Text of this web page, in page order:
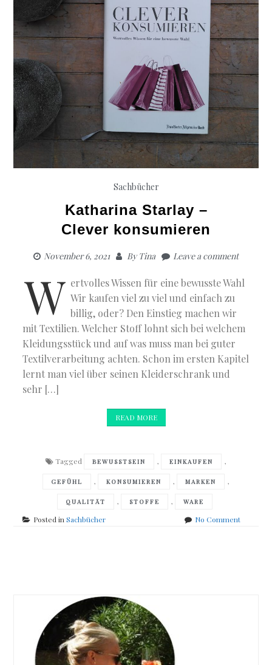
Sachbücher
Katharina Starlay –
Clever konsumieren
November 6, 2021 ByTina Leave a comment
W ertvolles Wissen für eine bewusste Wahl
Wir kaufen viel zu viel und einfach zu
billig, oder? Den Einstieg machen wir
mit Textilien. Welcher Stoff lohnt sich bei welchem
Kleidungsstück und auf was muss man bei guter
Textilverarbeitung achten. Schon im ersten Kapitel
lernt man viel über seinen Kleiderschrank und
sehr […]
READ MORE
Tagged BEWUSSTSEIN , EINKAUFEN ,
GEFÜHL , KONSUMIEREN , MARKEN ,
QUALITÄT , STOFFE , WARE
Posted inSachbücher No Commenton
navigation